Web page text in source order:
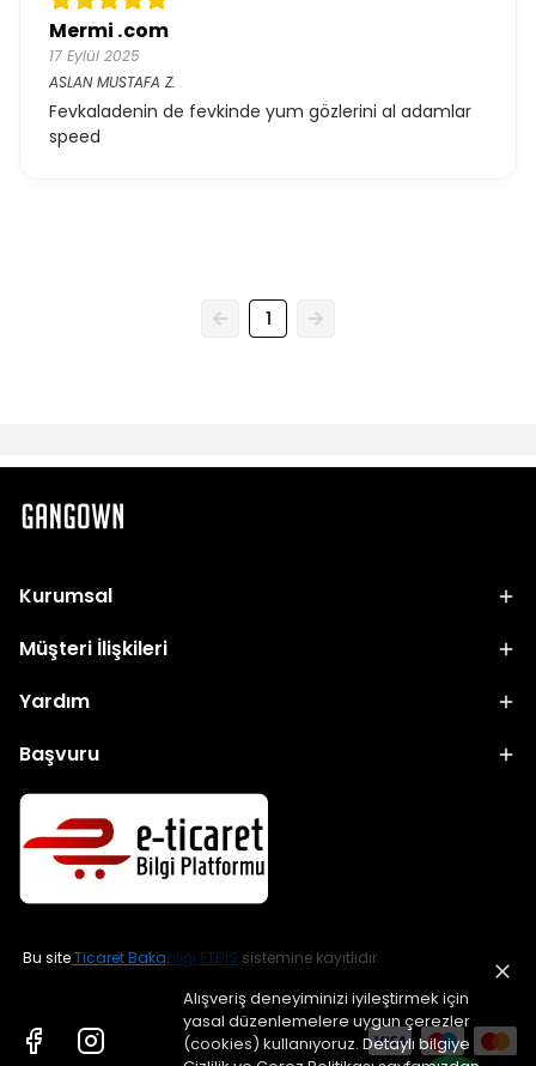
Alışveriş deneyiminizi iyileştirmek için
yasal düzenlemelere uygun çerezler
(cookies) kullanıyoruz. Detaylı bilgiye
Mermi .com
17 Eylül 2025
ASLAN MUSTAFA Z.
Fevkaladenin de fevkinde yum gözlerini al adamlar
speed
1
Kurumsal
Müşteri İlişkileri
Yardım
Başvuru
Bu siteTicaret Bakanlığı ETBİS sistemine kayıtlıdır.